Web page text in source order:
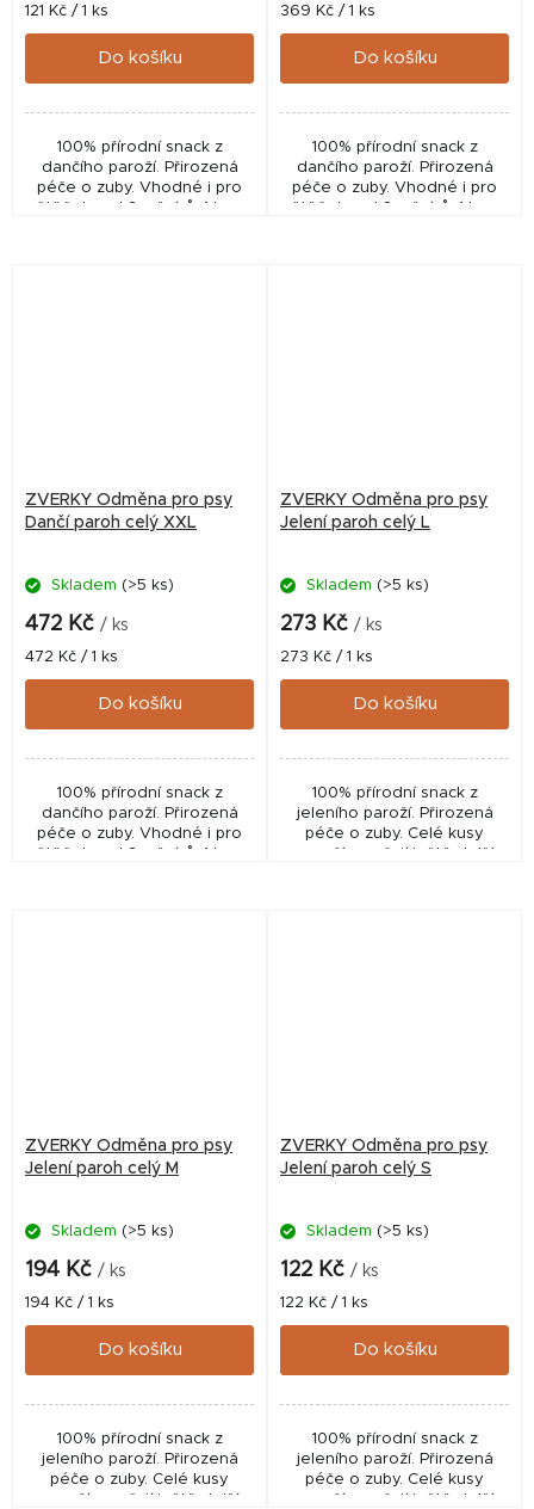
Měrná
cena:
121 Kč / 1 ks
Do košíku
100% přírodní snack z
dančího paroží. Přirozená
péče o zuby. Vhodné i pro
štěňata od 3 měsíců. 1 ks v
Měrná
cena:
369 Kč / 1 ks
Do košíku
100% přírodní snack z
dančího paroží. Přirozená
péče o zuby. Vhodné i pro
štěňata od 3 měsíců. 1 ks v
ZVERKY Odměna pro psy
Dančí paroh celý XXL
Skladem (>5 ks)
472 Kč / ks
Měrná
cena:
472 Kč / 1 ks
Do košíku
100% přírodní snack z
dančího paroží. Přirozená
péče o zuby. Vhodné i pro
ZVERKY Odměna pro psy
Jelení paroh celý L
Skladem (>5 ks)
273 Kč / ks
Měrná
cena:
273 Kč / 1 ks
Do košíku
100% přírodní snack z
jeleního paroží. Přirozená
péče o zuby. Celé kusy
ZVERKY Odměna pro psy
Jelení paroh celý M
Skladem (>5 ks)
194 Kč / ks
Měrná
cena:
194 Kč / 1 ks
Do košíku
100% přírodní snack z
jeleního paroží. Přirozená
péče o zuby. Celé kusy
ZVERKY Odměna pro psy
Jelení paroh celý S
Skladem (>5 ks)
122 Kč / ks
Měrná
cena:
122 Kč / 1 ks
Do košíku
100% přírodní snack z
jeleního paroží. Přirozená
péče o zuby. Celé kusy